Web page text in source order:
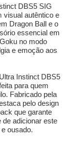
DBS5 SIG
visual autêntico e
Dragon Ball e o
essencial em
no modo
e emoção aos
Instinct DBS5
para quem
Fabricado pela
pelo design
que garante
de adicionar este
ousado.